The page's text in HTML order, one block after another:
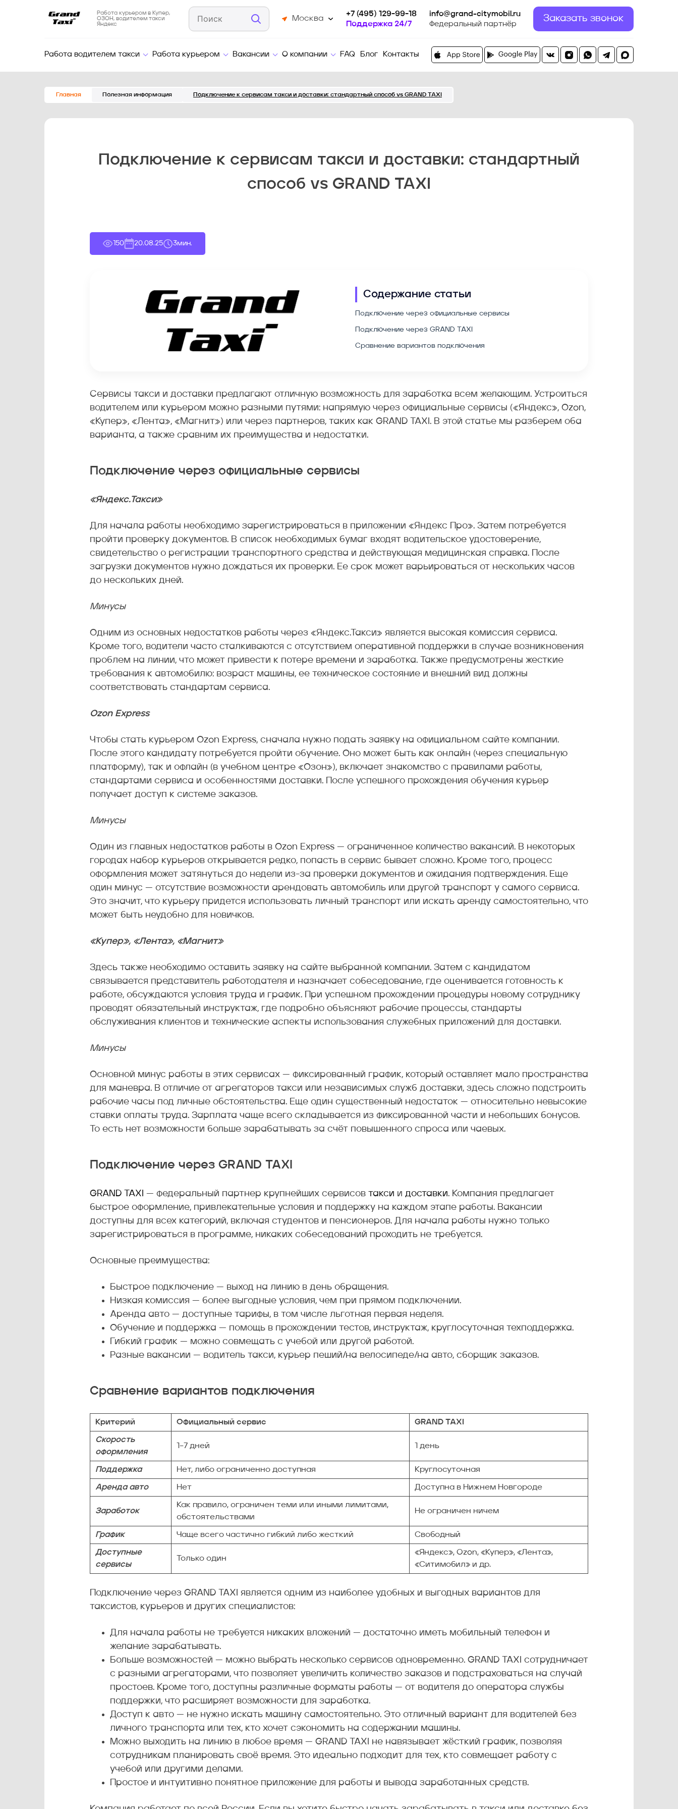
Работа курьером в Купер,
ОЗОН, водителем такси
Яндекс
Москва
+7 (495) 129-99-18
Поддержка 24/7
info@grand-citymobil.ru
Федеральный партнёр
Заказать звонок
Работа водителем такси Работа курьером Вакансии О компании FAQ Блог Контакты
Главная Полезная информация Подключение к сервисам такси и доставки: стандартный способ vs GRAND TAXI
Подключение к сервисам такси и доставки: стандартный
способ vs GRAND TAXI
150 20.08.25 3мин.
Содержание статьи
Подключение через официальные сервисы
Подключение через GRAND TAXI
Сравнение вариантов подключения
Сервисы такси и доставки предлагают отличную возможность для заработка всем желающим. Устроиться
водителем или курьером можно разными путями: напрямую через официальные сервисы («Яндекс», Ozon,
«Купер», «Лента», «Магнит») или через партнеров, таких как GRAND TAXI. В этой статье мы разберем оба
варианта, а также сравним их преимущества и недостатки.
Подключение через официальные сервисы
«Яндекс.Такси»
Для начала работы необходимо зарегистрироваться в приложении «Яндекс Про». Затем потребуется
пройти проверку документов. В список необходимых бумаг входят водительское удостоверение,
свидетельство о регистрации транспортного средства и действующая медицинская справка. После
загрузки документов нужно дождаться их проверки. Ее срок может варьироваться от нескольких часов
до нескольких дней.
Минусы
Одним из основных недостатков работы через «Яндекс.Такси» является высокая комиссия сервиса.
Кроме того, водители часто сталкиваются с отсутствием оперативной поддержки в случае возникновения
проблем на линии, что может привести к потере времени и заработка. Также предусмотрены жесткие
требования к автомобилю: возраст машины, ее техническое состояние и внешний вид должны
соответствовать стандартам сервиса.
Ozon Express
Чтобы стать курьером Ozon Express, сначала нужно подать заявку на официальном сайте компании.
После этого кандидату потребуется пройти обучение. Оно может быть как онлайн (через специальную
платформу), так и офлайн (в учебном центре «Озон»), включает знакомство с правилами работы,
стандартами сервиса и особенностями доставки. После успешного прохождения обучения курьер
получает доступ к системе заказов.
Минусы
Один из главных недостатков работы в Ozon Express — ограниченное количество вакансий. В некоторых
городах набор курьеров открывается редко, попасть в сервис бывает сложно. Кроме того, процесс
оформления может затянуться до недели из-за проверки документов и ожидания подтверждения. Еще
один минус — отсутствие возможности арендовать автомобиль или другой транспорт у самого сервиса.
Это значит, что курьеру придется использовать личный транспорт или искать аренду самостоятельно, что
может быть неудобно для новичков.
«Купер», «Лента», «Магнит»
Здесь также необходимо оставить заявку на сайте выбранной компании. Затем с кандидатом
связывается представитель работодателя и назначает собеседование, где оценивается готовность к
работе, обсуждаются условия труда и график. При успешном прохождении процедуры новому сотруднику
проводят обязательный инструктаж, где подробно объясняют рабочие процессы, стандарты
обслуживания клиентов и технические аспекты использования служебных приложений для доставки.
Минусы
Основной минус работы в этих сервисах — фиксированный график, который оставляет мало пространства
для маневра. В отличие от агрегаторов такси или независимых служб доставки, здесь сложно подстроить
рабочие часы под личные обстоятельства. Еще один существенный недостаток — относительно невысокие
ставки оплаты труда. Зарплата чаще всего складывается из фиксированной части и небольших бонусов.
То есть нет возможности больше зарабатывать за счёт повышенного спроса или чаевых.
Подключение через GRAND TAXI
GRAND TAXI — федеральный партнер крупнейших сервисов такси и доставки. Компания предлагает
быстрое оформление, привлекательные условия и поддержку на каждом этапе работы. Вакансии
доступны для всех категорий, включая студентов и пенсионеров. Для начала работы нужно только
зарегистрироваться в программе, никаких собеседований проходить не требуется.
Основные преимущества:
Быстрое подключение — выход на линию в день обращения.
Низкая комиссия — более выгодные условия, чем при прямом подключении.
Аренда авто — доступные тарифы, в том числе льготная первая неделя.
Обучение и поддержка — помощь в прохождении тестов, инструктаж, круглосуточная техподдержка.
Гибкий график — можно совмещать с учебой или другой работой.
Разные вакансии — водитель такси, курьер пеший/на велосипеде/на авто, сборщик заказов.
Сравнение вариантов подключения
Критерий Официальный сервис GRAND TAXI
Скорость
оформления
1–7 дней 1 день
Поддержка Нет, либо ограниченно доступная Круглосуточная
Аренда авто Нет Доступна в Нижнем Новгороде
Заработок
Как правило, ограничен теми или иными лимитами,
обстоятельствами
Не ограничен ничем
График Чаще всего частично гибкий либо жесткий Свободный
Доступные
сервисы
Только один
«Яндекс», Ozon, «Купер», «Лента»,
«Ситимобил» и др.
Подключение через GRAND TAXI является одним из наиболее удобных и выгодных вариантов для
таксистов, курьеров и других специалистов:
Для начала работы не требуется никаких вложений — достаточно иметь мобильный телефон и
желание зарабатывать.
Больше возможностей — можно выбрать несколько сервисов одновременно. GRAND TAXI сотрудничает
с разными агрегаторами, что позволяет увеличить количество заказов и подстраховаться на случай
простоев. Кроме того, доступны различные форматы работы — от водителя до оператора службы
поддержки, что расширяет возможности для заработка.
Доступ к авто — не нужно искать машину самостоятельно. Это отличный вариант для водителей без
личного транспорта или тех, кто хочет сэкономить на содержании машины.
Можно выходить на линию в любое время — GRAND TAXI не навязывает жёсткий график, позволяя
сотрудникам планировать своё время. Это идеально подходит для тех, кто совмещает работу с
учебой или другими делами.
Простое и интуитивно понятное приложение для работы и вывода заработанных средств.